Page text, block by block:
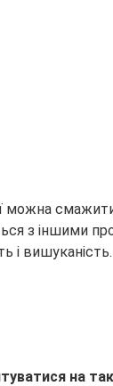
з іншими
і вишуканість.
на